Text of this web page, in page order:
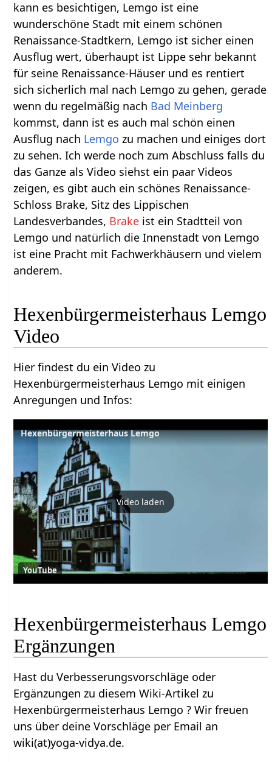
kann es besichtigen, Lemgo ist eine
wunderschöne Stadt mit einem schönen
Renaissance-Stadtkern, Lemgo ist sicher einen
Ausflug wert, überhaupt ist Lippe sehr bekannt
für seine Renaissance-Häuser und es rentiert
sich sicherlich mal nach Lemgo zu gehen, gerade
wenn du regelmäßig nach Bad Meinberg
kommst, dann ist es auch mal schön einen
Ausflug nach Lemgo zu machen und einiges dort
zu sehen. Ich werde noch zum Abschluss falls du
das Ganze als Video siehst ein paar Videos
zeigen, es gibt auch ein schönes Renaissance-
Schloss Brake, Sitz des Lippischen
Landesverbandes, Brake ist ein Stadtteil von
Lemgo und natürlich die Innenstadt von Lemgo
ist eine Pracht mit Fachwerkhäusern und vielem
anderem.
Hexenbürgermeisterhaus Lemgo‏‎
Video
Hier findest du ein Video zu
Hexenbürgermeisterhaus Lemgo‏‎ mit einigen
Anregungen und Infos:
Hexenbürgermeisterhaus Lemgo
Video laden
YouTube
Hexenbürgermeisterhaus Lemgo‏‎
Ergänzungen
Hast du Verbesserungsvorschläge oder
Ergänzungen zu diesem Wiki-Artikel zu
Hexenbürgermeisterhaus Lemgo‏‎ ? Wir freuen
uns über deine Vorschläge per Email an
wiki(at)yoga-vidya.de.